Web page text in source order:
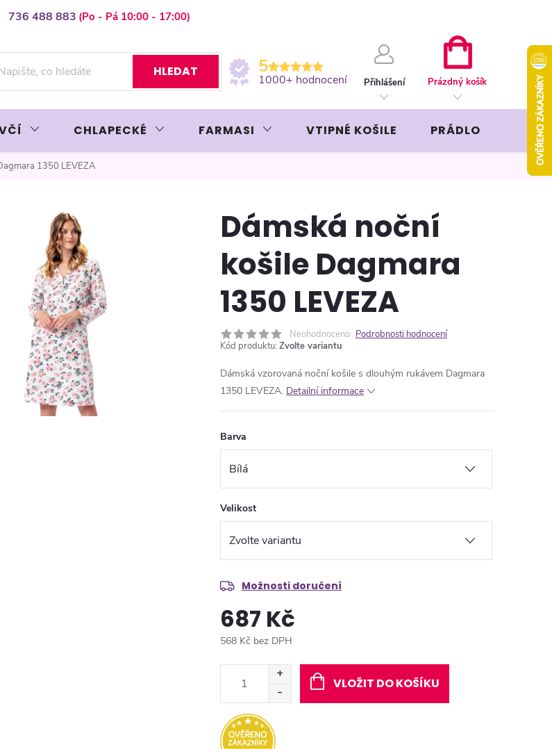
736 488 883
Podmínky ochrany osobních údajů
HLEDAT 5
1000+ hodnocení Přihlášení
KOŠÍK
Prázdný košík
CHLAPECKÉ FARMASI VTIPNÉ KOŠILE PRÁDLO
1350 LEVEZA
Dámská noční
košile Dagmara
1350 LEVEZA
Neohodnoceno Podrobnosti hodnocení
Kód produktu: Zvolte variantu
Dámská vzorovaná noční košile s dlouhým rukávem Dagmara
1350 LEVEZA. Detailní informace
Barva
Velikost
Možnosti doručení
687 Kč
568 Kč bez DPH
VLOŽIT DO KOŠÍKU